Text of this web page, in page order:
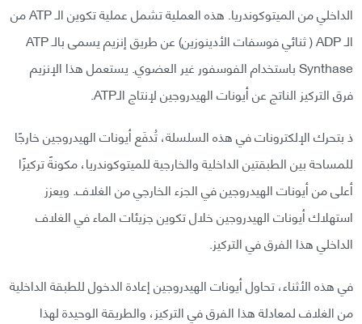
الداخلي من الميتوكوندريا. هذه العملية تشمل عملية تكوين الـ ATP من
الـ ADP ( ثنائي فوسفات الأدينوزين) عن طريق إنزيم يسمى بالـ ATP
Synthase باستخدام الفوسفور غير العضوي. يستعمل هذا الإنزيم
فرق التركيز الناتج عن أيونات الهيدروجين لإنتاج الـATP.
ذ بتحرك الإلكترونات في هذه السلسلة، تُدفَع أيونات الهيدروجين خارجًا
للمساحة بين الطبقتين الداخلية والخارجية للميتوكوندريا، مكونةً تركيزًا
أعلى من أيونات الهيدروجين في الجزء الخارجي من الغلاف. ويعزز
استهلاك أيونات الهيدروجين خلال تكوين جزيئات الماء في الغلاف
الداخلي هذا الفرق في التركيز.
في هذه الأثناء، تحاول أيونات الهيدروجين إعادة الدخول للطبقة الداخلية
من الغلاف لمعادلة هذا الفرق في التركيز، والطريقة الوحيدة لهذا